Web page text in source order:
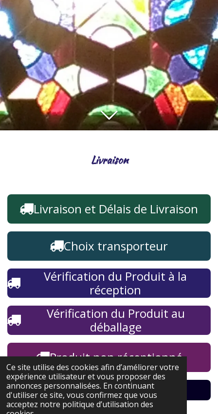
Ce site utilise des cookies afin d’améliorer votre
expérience utilisateur et vous proposer des
annonces personnalisées. En continuant
d'utiliser ce site, vous confirmez que vous
acceptez notre politique d’utilisation des
Livraison
Livraison et Délais de Livraison
Choix transporteur
Vérification du Produit à la
réception
Vérification du Produit au
déballage
Produit non réceptionné
Haut de page